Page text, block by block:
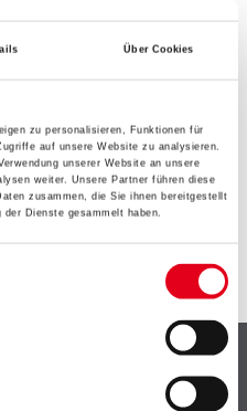
Über Cookies
zu personalisieren, Funktionen für
auf unsere Website zu analysieren.
unserer Website an unsere
weiter. Unsere Partner führen diese
zusammen, die Sie ihnen bereitgestellt
Dienste gesammelt haben.
an der Lösung und
wie möglich beheben.
unseren Online-Shop
inspirieren.